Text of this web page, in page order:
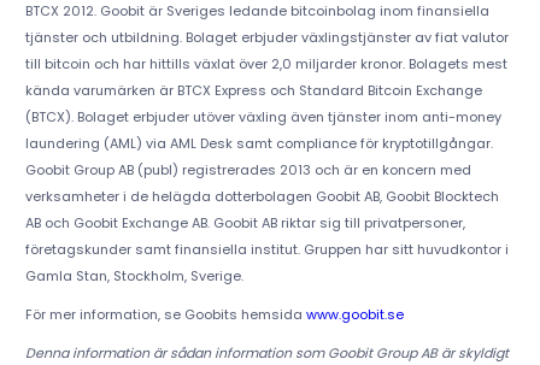
BTCX 2012. Goobit är Sveriges ledande bitcoinbolag inom finansiella
tjänster och utbildning. Bolaget erbjuder växlingstjänster av fiat valutor
till bitcoin och har hittills växlat över 2,0 miljarder kronor. Bolagets mest
kända varumärken är BTCX Express och Standard Bitcoin Exchange
(BTCX). Bolaget erbjuder utöver växling även tjänster inom anti-money
laundering (AML) via AML Desk samt compliance för kryptotillgångar.
Goobit Group AB (publ) registrerades 2013 och är en koncern med
verksamheter i de helägda dotterbolagen Goobit AB, Goobit Blocktech
AB och Goobit Exchange AB. Goobit AB riktar sig till privatpersoner,
företagskunder samt finansiella institut. Gruppen har sitt huvudkontor i
Gamla Stan, Stockholm, Sverige.
För mer information, se Goobits hemsida www.goobit.se
Denna information är sådan information som Goobit Group AB är skyldigt